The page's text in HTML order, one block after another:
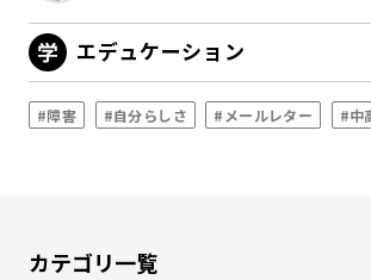
エデュケーション
#障害 #自分らしさ #メールレター #中
カテゴリ一覧